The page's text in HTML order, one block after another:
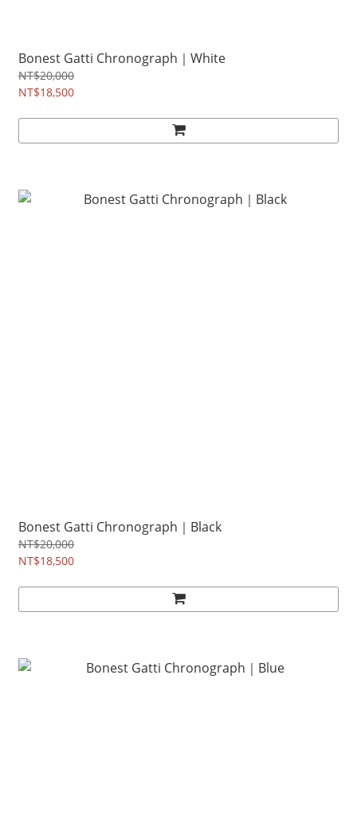
Bonest Gatti Chronograph｜White
NT$20,000
NT$18,500
Bonest Gatti Chronograph｜Black
NT$20,000
NT$18,500